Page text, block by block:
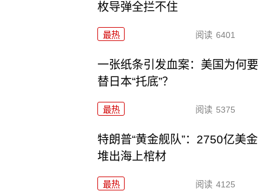
枚导弹全拦不住
最热 阅读 6401
一张纸条引发血案：美国为何要
替日本“托底”？
最热 阅读 5375
特朗普“黄金舰队”：2750亿美金
堆出海上棺材
最热 阅读 4125